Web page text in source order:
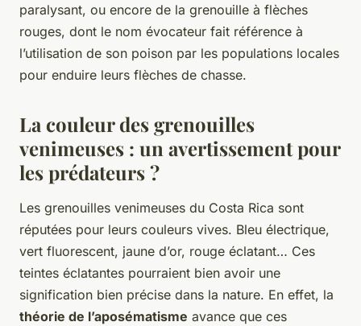
paralysant, ou encore de la grenouille à flèches
rouges, dont le nom évocateur fait référence à
l’utilisation de son poison par les populations locales
pour enduire leurs flèches de chasse.
La couleur des grenouilles
venimeuses : un avertissement pour
les prédateurs ?
Les grenouilles venimeuses du Costa Rica sont
réputées pour leurs couleurs vives. Bleu électrique,
vert fluorescent, jaune d’or, rouge éclatant… Ces
teintes éclatantes pourraient bien avoir une
signification bien précise dans la nature. En effet, la
théorie de l’aposématisme avance que ces